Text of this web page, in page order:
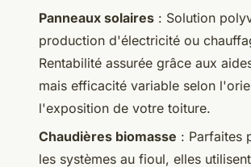
Panneaux solaires : Solution
production d'électricité ou
Rentabilité assurée grâce aux
mais efficacité variable selon
l'exposition de votre toiture.
Chaudières biomasse : Parfaites
les systèmes au fioul, elles